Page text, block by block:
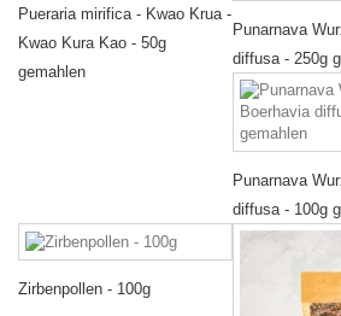
Pueraria mirifica - Kwao Krua -
Kwao Kura Kao - 50g
gemahlen
Punarnava
diffusa - 250g
Punarnava
diffusa - 100g
Zirbenpollen - 100g